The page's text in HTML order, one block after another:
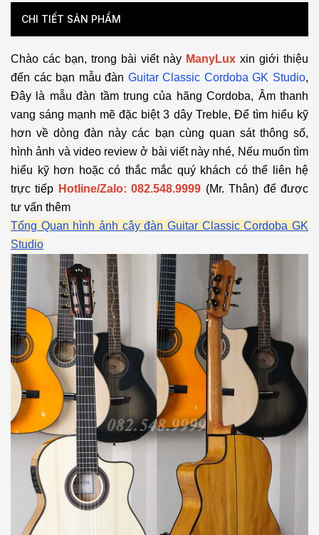
CHI TIẾT SẢN PHẨM
Chào các bạn, trong bài viết này ManyLux xin giới thiệu
đến các bạn mẫu đàn Guitar Classic Cordoba GK Studio,
Đây là mẫu đàn tầm trung của hãng Cordoba, Âm thanh
vang sáng mạnh mẽ đặc biệt 3 dây Treble, Để tìm hiểu kỹ
hơn về dòng đàn này các bạn cùng quan sát thông số,
hình ảnh và video review ở bài viết này nhé, Nếu muốn tìm
hiểu kỹ hơn hoặc có thắc mắc quý khách có thể liên hệ
trực tiếp Hotline/Zalo: 082.548.9999 (Mr. Thân) để được
tư vấn thêm
Tổng Quan hình ảnh cây đàn Guitar Classic Cordoba GK
Studio